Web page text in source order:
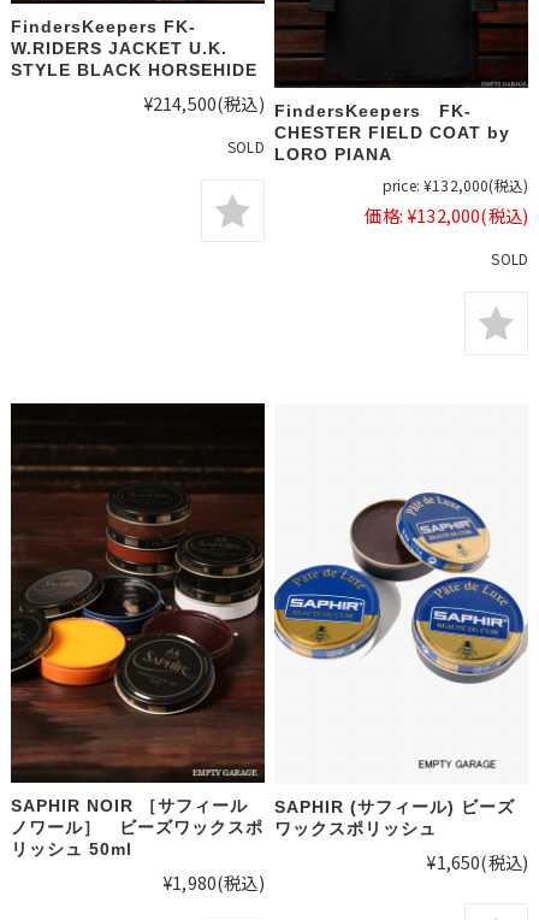
FindersKeepers FK-
W.RIDERS JACKET U.K.
STYLE BLACK HORSEHIDE
¥214,500(税込)
SOLD
FindersKeepers FK-
CHESTER FIELD COAT by
LORO PIANA
price: ¥132,000(税込)
価格: ¥132,000(税込)
SOLD
SAPHIR NOIR ［サフィール
ノワール］ ビーズワックスポ
リッシュ 50ml
¥1,980(税込)
SAPHIR (サフィール) ビーズ
ワックスポリッシュ
¥1,650(税込)